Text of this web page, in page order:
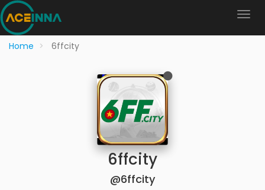
Home 6ffcity
6ffcity
@6ffcity